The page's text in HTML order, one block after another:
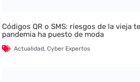
Códigos QR o SMS: riesgos de la vieja
pandemia ha puesto de moda
Actualidad,Cyber Expertos